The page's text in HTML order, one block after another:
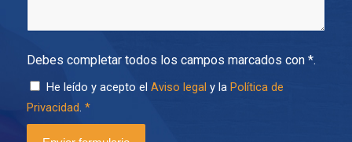
Debes completar todos los campos marcados con *.
He leído y acepto el Aviso legal y la Política de
Privacidad. *